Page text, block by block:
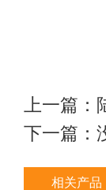
上一篇：
下一篇：
相关产品